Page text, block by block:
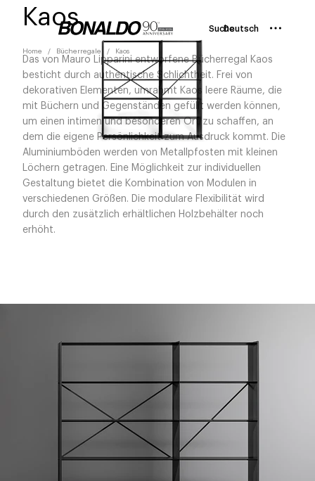
SucheDeutsch
Home Bücherregale Kaos
Kaos
Das von Mauro Lipparini entworfene Bücherregal Kaos
besticht durch authentische Schlichtheit. Frei von
dekorativen Elementen, umrahmt Kaos leere Räume, die
mit Büchern und Gegenständen gefüllt werden können,
um einen intimen und besonderen Ort zu schaffen, an
dem die eigene Persönlichkeit zum Ausdruck kommt. Die
Aluminiumböden werden von Metallpfosten mit kleinen
Löchern getragen. Eine Möglichkeit zur individuellen
Gestaltung bietet die Kombination von Modulen in
verschiedenen Größen. Die modulare Flexibilität wird
durch den zusätzlich erhältlichen Holzbehälter noch
erhöht.